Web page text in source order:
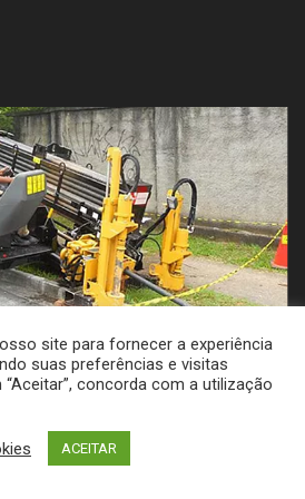
empresa especializada em
certificação e manutenção de redes
Paulo a mais de 20 anos. Temos
pequenos links óticos até grandes
site para fornecer a experiência
suas preferências e visitas
concorda com a utilização
ACEITAR